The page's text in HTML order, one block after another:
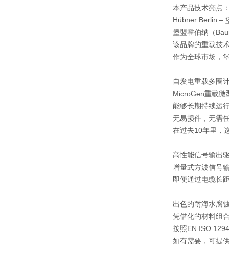
本产品技术亮点
Hübner Berlin –
堡盟霍伯纳（
该品牌的重载技
作为全球市场，
自发电重载多圈
MicroGen重载微
能够长期持续运
无易损件，无需
在过去10年里，
高性能信号输出
增量式方波信号
即便通过电缆长
出色的耐海水腐
凭借化的材料组
按照EN ISO
如有需要，可提